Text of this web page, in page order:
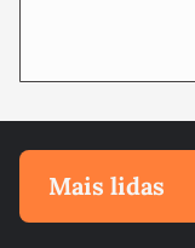
Mais lidas